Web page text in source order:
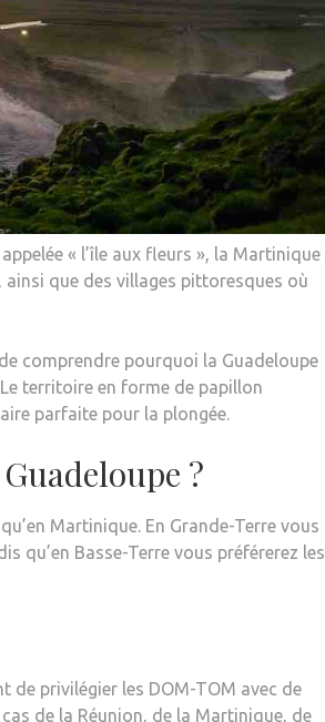
« l’île aux fleurs », la Martinique
ainsi que des villages pittoresques où
comprendre pourquoi la Guadeloupe
territoire en forme de papillon
parfaite pour la plongée.
?
Martinique. En Grande-Terre vous
qu’en Basse-Terre vous préférerez les
de privilégier les DOM-TOM avec de
de la Réunion, de la Martinique, de